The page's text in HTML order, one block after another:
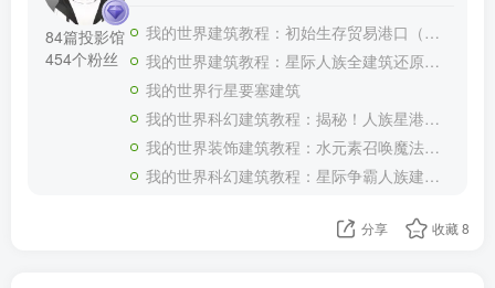
84篇投影馆
454个粉丝
我的世界建筑教程：初始生存贸易港口（我的世界投影）——你要来加入我们的贸易船队嘛？
我的世界建筑教程：星际人族全建筑还原合集（全新投影）——收藏这一个超长合集就够了！
我的世界行星要塞建筑
我的世界科幻建筑教程：揭秘！人族星港（我的世界投影）如何生产大和战列舰！
我的世界装饰建筑教程：水元素召唤魔法书喷泉（我的世界投影）——谁能拒绝一本能召唤水元素的魔法书呢？
我的世界科幻建筑教程：星际争霸人族建筑补全（我的世界投影）——星轨、尖牙炮台与科技反应堆
分享 收藏8